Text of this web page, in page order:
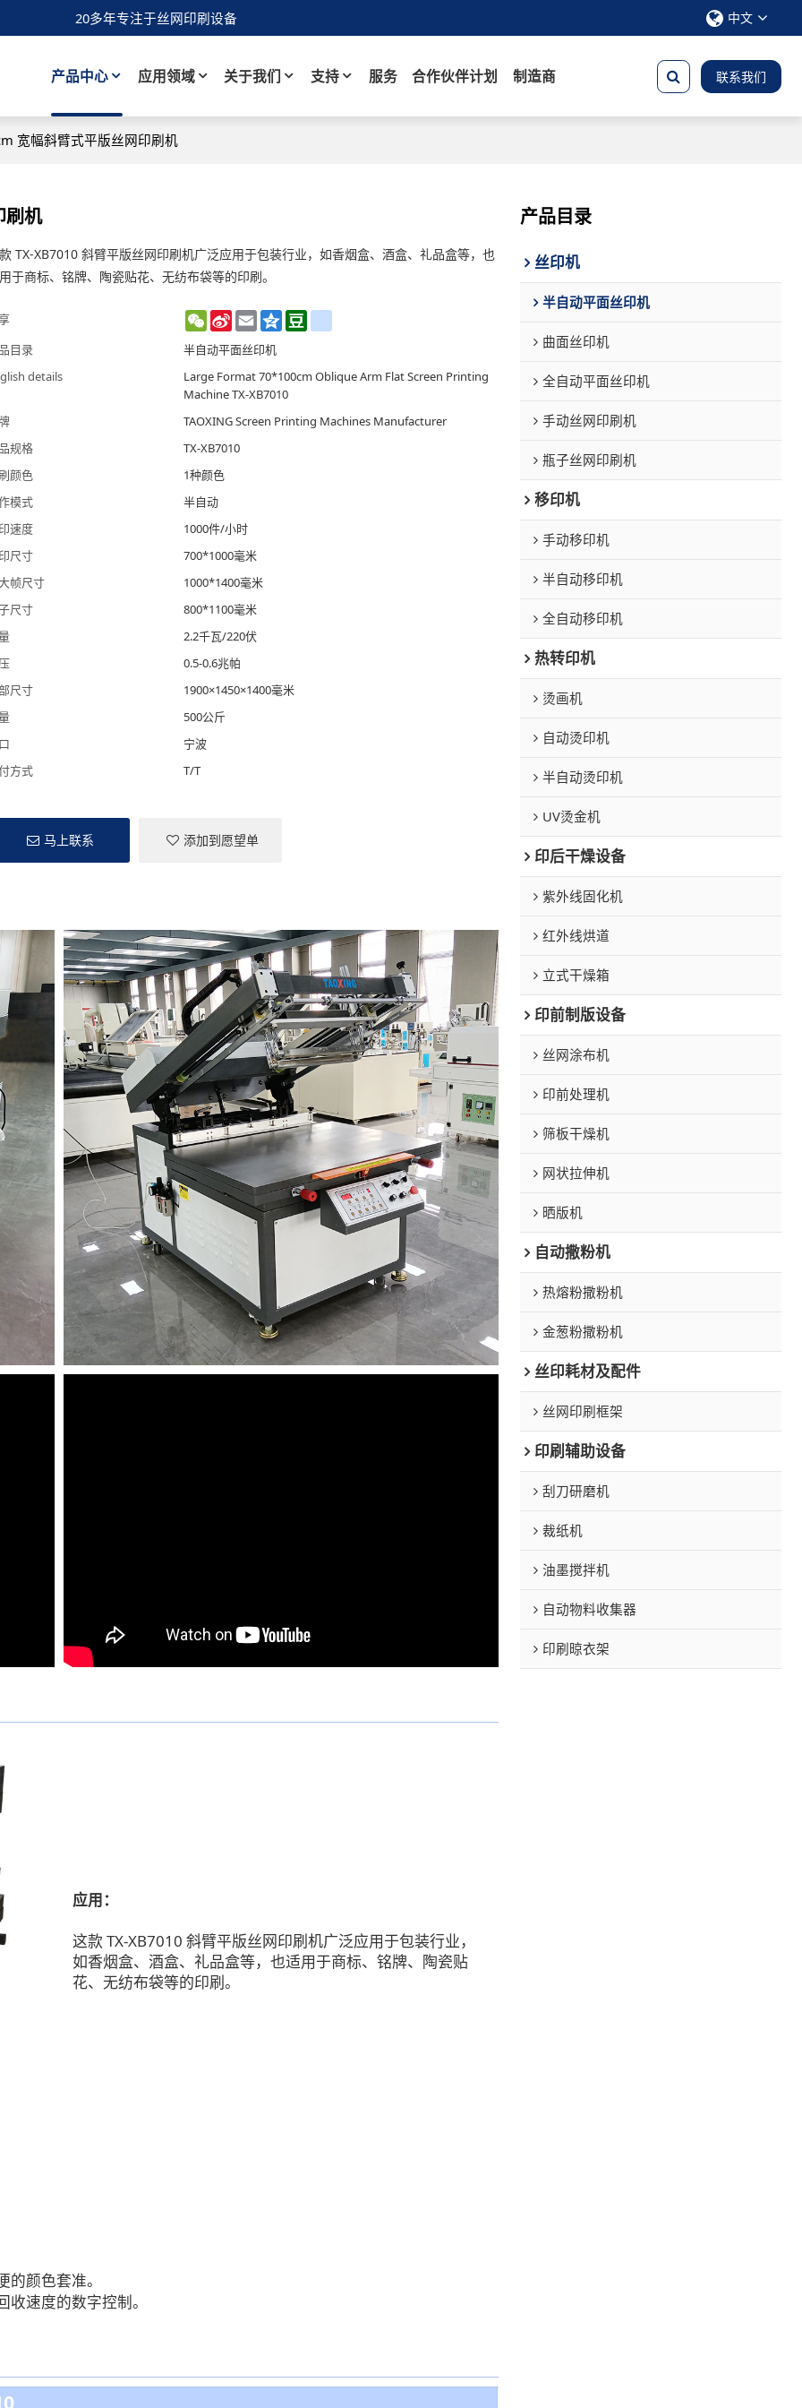
20多年专注于丝网印刷设备 中文
产品中心 应用领域 关于我们 支持 服务 合作伙伴计划 制造商 联系我们
宽幅斜臂式平版丝网印刷机
刷机
TX-XB7010 斜臂平版丝网印刷机广泛应用于包装行业，如香烟盒、酒盒、礼品盒等，也
于商标、铭牌、陶瓷贴花、无纺布袋等的印刷。
WeChat
Sina
Weibo
EmailQzone
目录
半自动平面丝印机
details
Large Format 70*100cm Oblique Arm Flat Screen Printing
Machine TX-XB7010
TAOXING Screen Printing Machines Manufacturer
规格
TX-XB7010
颜色
1种颜色
模式
半自动
速度
1000件/小时
尺寸
700*1000毫米
帧尺寸
1000*1400毫米
尺寸
800*1100毫米
2.2千瓦/220伏
0.5-0.6兆帕
尺寸
1900×1450×1400毫米
500公斤
宁波
方式
T/T
马上联系 添加到愿望单
应用：
这款 TX-XB7010 斜臂平版丝网印刷机广泛应用于包装行业，
如香烟盒、酒盒、礼品盒等，也适用于商标、铭牌、陶瓷贴
花、无纺布袋等的印刷。
颜色套准。
速度的数字控制。
产品目录
丝印机
半自动平面丝印机
曲面丝印机
全自动平面丝印机
手动丝网印刷机
瓶子丝网印刷机
移印机
手动移印机
半自动移印机
全自动移印机
热转印机
烫画机
自动烫印机
半自动烫印机
UV烫金机
印后干燥设备
紫外线固化机
红外线烘道
立式干燥箱
印前制版设备
丝网涂布机
印前处理机
筛板干燥机
网状拉伸机
晒版机
自动撒粉机
热熔粉撒粉机
金葱粉撒粉机
丝印耗材及配件
丝网印刷框架
印刷辅助设备
刮刀研磨机
裁纸机
油墨搅拌机
自动物料收集器
印刷晾衣架